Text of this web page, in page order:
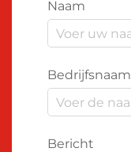
Naam
Bedrijfsnaam
Bericht